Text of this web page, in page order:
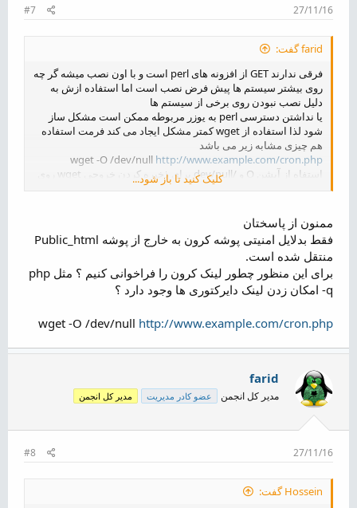
27/11/16
#7
farid گفت:
فرقی ندارند GET از افزونه های perl است و با اون نصب میشه گر چه
روی بیشتر سیستم ها پیش فرض نصب است اما استفاده ازش به
دلیل نصب نبودن روی برخی از سیستم ها
یا نداشتن دسترسی perl به یوزر مربوطه ممکن است مشکل ساز
شود لذا استفاده از wget کمتر مشکل ایجاد می کند فرمت استفاده
هم چیزی مشابه زیر می باشد
wget -O /dev/null http://www.example.com/cron.php
device null یا در واقع discard کردن آن است وگر نه در مسیر کران
توصیه میشه با همین فرمت استفاده کنید
کلیک کنید تا باز شود...
ممنون از پاسختان
فقط بدلایل امنیتی پوشه کرون به خارج از پوشه Public_html
منتقل شده است.
برای این منظور چطور لینک کرون را فراخوانی کنیم ؟ مثل php
-q امکان زدن لینک دایرکتوری ها وجود دارد ؟
wget -O /dev/null http://www.example.com/cron.php
farid
مدیر کل انجمن عضو کادر مدیریت مدیر کل انجمن
27/11/16
#8
Hossein گفت: